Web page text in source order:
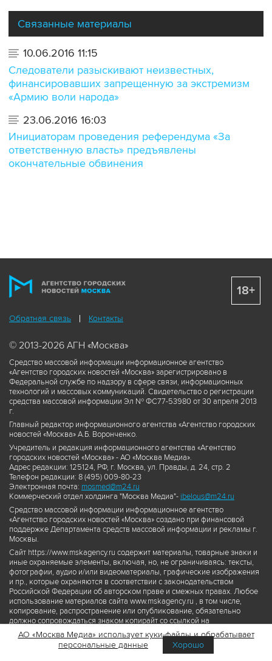
Связанные материалы
10.06.2016 11:15
Следователи разыскивают неизвестных,
финансировавших запрещенную за экстремизм
«Армию воли народа»
23.06.2016 16:03
Инициаторам проведения референдума «За
ответственную власть» предъявлены
окончательные обвинения
Обратная связь Контакты
© 2013-2026 АГН «Москва»
Средство массовой информации информационное агентство
«Агентство городских новостей «Москва» зарегистрировано в
Федеральной службе по надзору в сфере связи, информационных
технологий и массовых коммуникаций. Свидетельство о регистрации
средства массовой информации Эл № ФС77-53980 от 30 апреля 2013
г.
Главный редактор информационного агентства «Агентство городских
новостей «Москва» А.Б. Воронченко.
Учредитель и редакция информационного агентства «Агентство
городских новостей «Москва» - АО «Москва Медиа».
Адрес редакции: 125124, РФ, г. Москва, ул. Правды, д. 24, стр. 2
Телефон редакции: 8 (495) 009-80-23
Электронная почта: mosmed@m24.ru
Коммерческий отдел холдинга "Москва Медиа"- ibelous@m24.ru
Средство массовой информации информационное агентство
«Агентство городских новостей «Москва» создано при финансовой
поддержке Департамента средств массовой информации и рекламы г.
Москвы.
Сайт https://www.mskagency.ru содержит материалы, товарные знаки и
иные охраняемые элементы, включая, но, не ограничиваясь: тексты,
фотографии, аудио и/или видеоматериалы, графические изображения
и пр., которые охраняются в соответствии с законодательством
Российской Федерации об авторском праве и смежных правах. Любое
использование материалов сайта www.mskagency.ru , в том числе,
копирование, распространение или опубликование, обязательно
должно сопровождаться знаком копирайт со ссылкой на
правообладателя © АО «Москва Медиа», а также гиперссылкой на сайт
www.mskagency.ru как на первоисточник информации. Переработка
материалов сайта www.mskagency.ru не допускается.
18+
АО «Москва Медиа» использует куки-файлы и обрабатывает
персональные данные
Хорошо